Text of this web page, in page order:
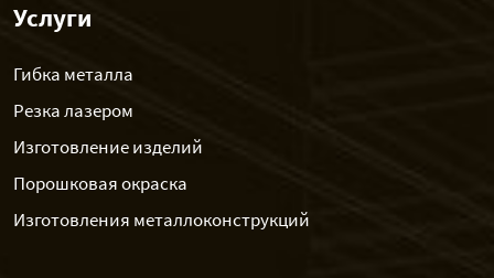
Услуги
Гибка металла
Резка лазером
Изготовление изделий
Порошковая окраска
Изготовления металлоконструкций